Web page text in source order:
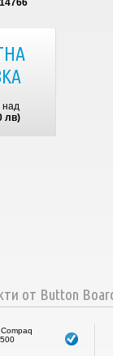
14766
над
лв)
от Button